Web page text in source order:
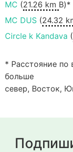
MC (21.26 km В)*
MC DUS (24.32
Circle k Kandava (
* Расстояние по
больше
север, Восток,